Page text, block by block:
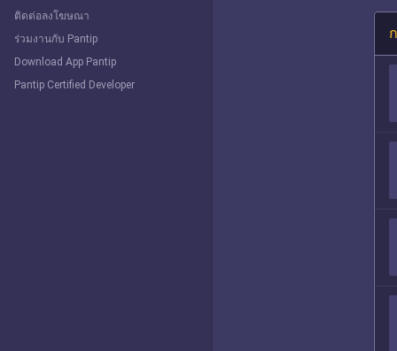
ติดต่อลงโฆษณา
ร่วมงานกับ Pantip
Download App Pantip
Pantip Certified Developer